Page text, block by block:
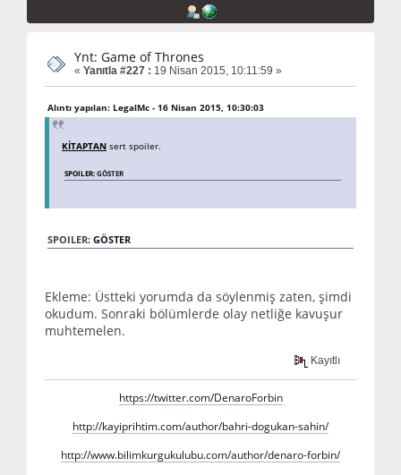
Ynt: Game of Thrones
« Yanıtla #227 : 19 Nisan 2015, 10:11:59 »
Alıntı yapılan: LegalMc - 16 Nisan 2015, 10:30:03
KİTAPTAN sert spoiler.
SPOILER:GÖSTER
SPOILER: GÖSTER
Ekleme: Üstteki yorumda da söylenmiş zaten, şimdi
okudum. Sonraki bölümlerde olay netliğe kavuşur
muhtemelen.
Kayıtlı
https://twitter.com/DenaroForbin
http://kayiprihtim.com/author/bahri-dogukan-sahin/
http://www.bilimkurgukulubu.com/author/denaro-forbin/